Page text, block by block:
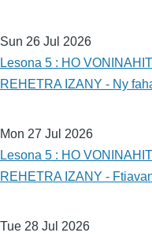
Sun 26 Jul 2026
Lesona 5 : HO
REHETRA IZANY - Ny
Mon 27 Jul 2026
Lesona 5 : HO
REHETRA IZANY -
Tue 28 Jul 2026